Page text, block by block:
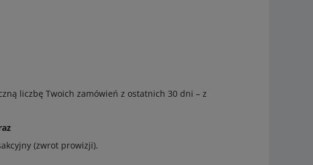
liczbę Twoich zamówień z ostatnich 30 dni – z
(zwrot prowizji).